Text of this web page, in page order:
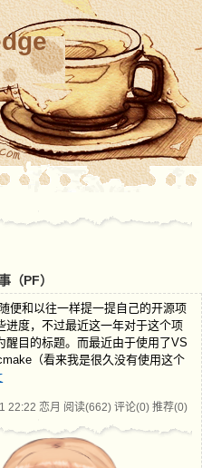
（PF）
便和以往一样提一提自己的开源项
进度，不过最近这一年对于这个项
醒目的标题。而最近由于使用了VS
（看来我是很久没有使用这个
22:22 恋月 阅读(662) 评论(0) 推荐(0)